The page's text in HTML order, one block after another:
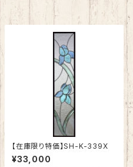
【在庫限り特価】SH-K-339X
¥33,000